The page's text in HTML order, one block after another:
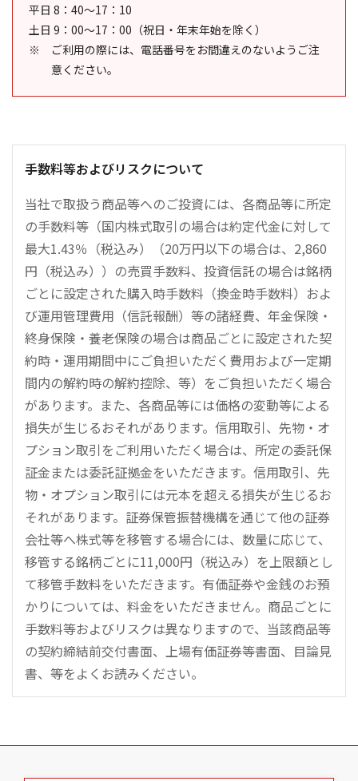
平日 8：40～17：10
土日 9：00～17：00（祝日・年末年始を除く）
ご利用の際には、電話番号をお間違えのないようご注
意ください。
手数料等およびリスクについて
当社で取扱う商品等へのご投資には、各商品等に所定
の手数料等（国内株式取引の場合は約定代金に対して
最大1.43％（税込み）（20万円以下の場合は、2,860
円（税込み））の売買手数料、投資信託の場合は銘柄
ごとに設定された購入時手数料（換金時手数料）およ
び運用管理費用（信託報酬）等の諸経費、年金保険・
終身保険・養老保険の場合は商品ごとに設定された契
約時・運用期間中にご負担いただく費用および一定期
間内の解約時の解約控除、等）をご負担いただく場合
があります。また、各商品等には価格の変動等による
損失が生じるおそれがあります。信用取引、先物・オ
プション取引をご利用いただく場合は、所定の委託保
証金または委託証拠金をいただきます。信用取引、先
物・オプション取引には元本を超える損失が生じるお
それがあります。証券保管振替機構を通じて他の証券
会社等へ株式等を移管する場合には、数量に応じて、
移管する銘柄ごとに11,000円（税込み）を上限額とし
て移管手数料をいただきます。有価証券や金銭のお預
かりについては、料金をいただきません。商品ごとに
手数料等およびリスクは異なりますので、当該商品等
の契約締結前交付書面、上場有価証券等書面、目論見
書、等をよくお読みください。
こ